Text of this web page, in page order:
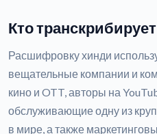
Кто
Расшифровку хинди
вещательные компании и
кино и OTT, авторы на
обслуживающие одну из
в мире, а также